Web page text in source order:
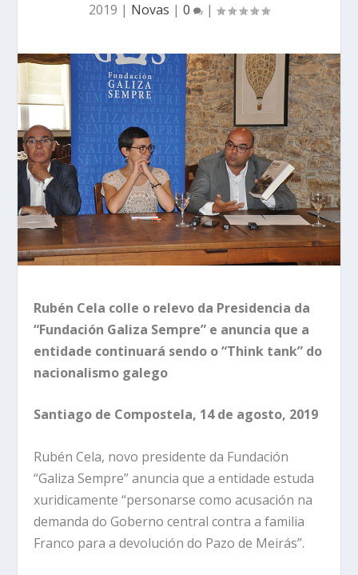
2019 | Novas | 0 |
Rubén Cela colle o relevo da Presidencia da
“Fundación Galiza Sempre” e anuncia que a
entidade continuará sendo o “Think tank” do
nacionalismo galego
Santiago de Compostela, 14 de agosto, 2019
Rubén Cela, novo presidente da Fundación
“Galiza Sempre” anuncia que a entidade estuda
xuridicamente “personarse como acusación na
demanda do Goberno central contra a familia
Franco para a devolución do Pazo de Meirás”.